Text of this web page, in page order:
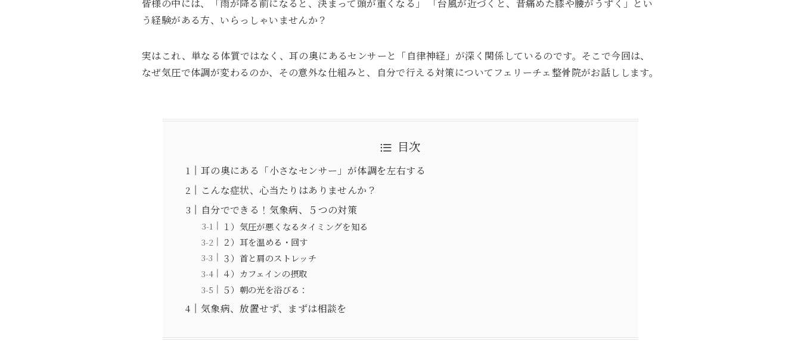
皆様の中には、「雨が降る前になると、決まって頭が重くなる」 「台風が近づくと、昔痛めた膝や腰がうずく」とい
う経験がある方、いらっしゃいませんか？
実はこれ、単なる体質ではなく、耳の奥にあるセンサーと「自律神経」が深く関係しているのです。そこで今回は、
なぜ気圧で体調が変わるのか、その意外な仕組みと、自分で行える対策についてフェリーチェ整骨院がお話しします。
目次
耳の奥にある「小さなセンサー」が体調を左右する
こんな症状、心当たりはありませんか？
自分でできる！気象病、５つの対策
１）気圧が悪くなるタイミングを知る
２）耳を温める・回す
３）首と肩のストレッチ
４）カフェインの摂取
５）朝の光を浴びる：
気象病、放置せず、まずは相談を